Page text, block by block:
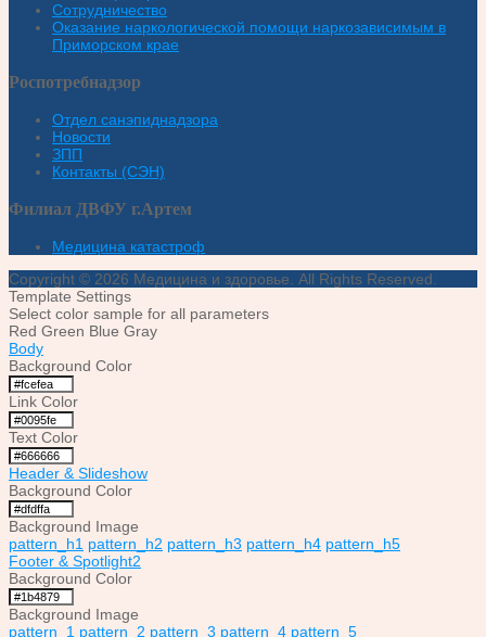
Сотрудничество
Оказание наркологической помощи наркозависимым в
Приморском крае
Роспотребнадзор
Отдел санэпиднадзора
Новости
ЗПП
Контакты (СЭН)
Филиал ДВФУ г.Артем
Медицина катастроф
Copyright © 2026 Медицина и здоровье. All Rights Reserved.
Template Settings
Select color sample for all parameters
Red Green Blue Gray
Body
Background Color
Link Color
Text Color
Header & Slideshow
Background Color
Background Image
pattern_h1 pattern_h2 pattern_h3 pattern_h4 pattern_h5
Footer & Spotlight2
Background Color
Background Image
pattern_1 pattern_2 pattern_3 pattern_4 pattern_5